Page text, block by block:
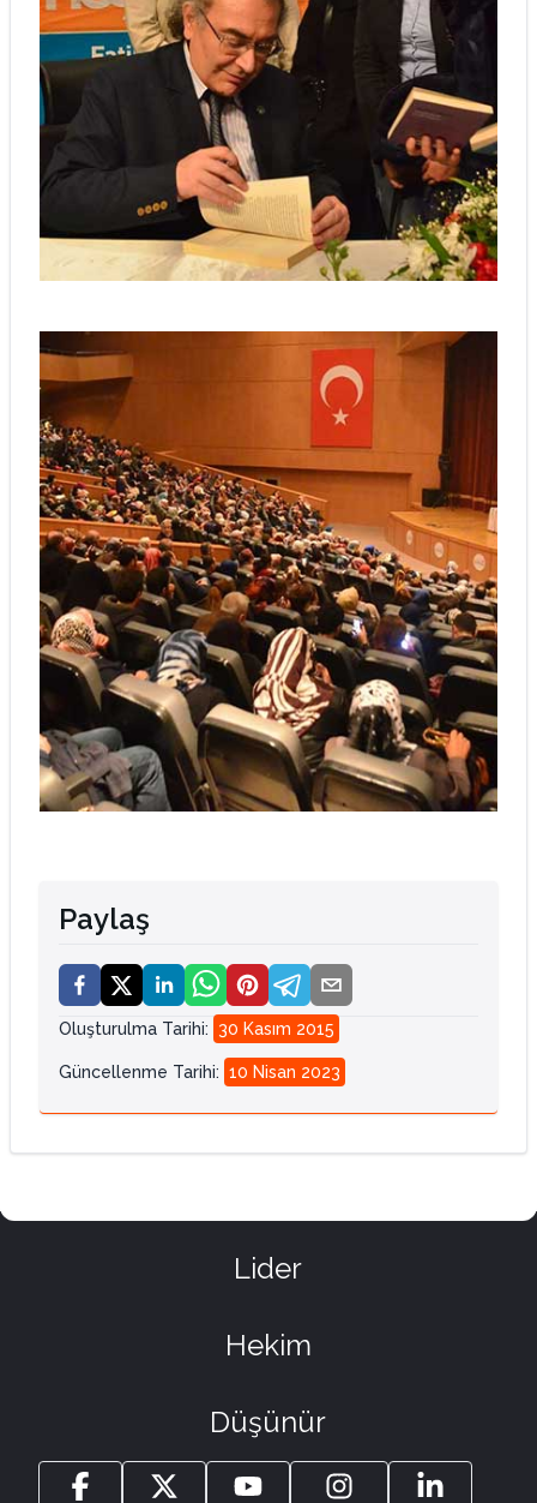
Paylaş
Oluşturulma Tarihi: 30 Kasım 2015
Güncellenme Tarihi: 10 Nisan 2023
Lider
Hekim
Düşünür